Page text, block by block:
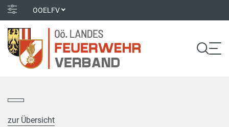
OOELFV
zur Übersicht